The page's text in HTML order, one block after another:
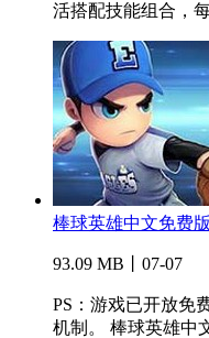
活搭配技能组合，
棒球英雄中文免费
93.09 MB丨07-07
PS：游戏已开放免
机制。 棒球英雄中